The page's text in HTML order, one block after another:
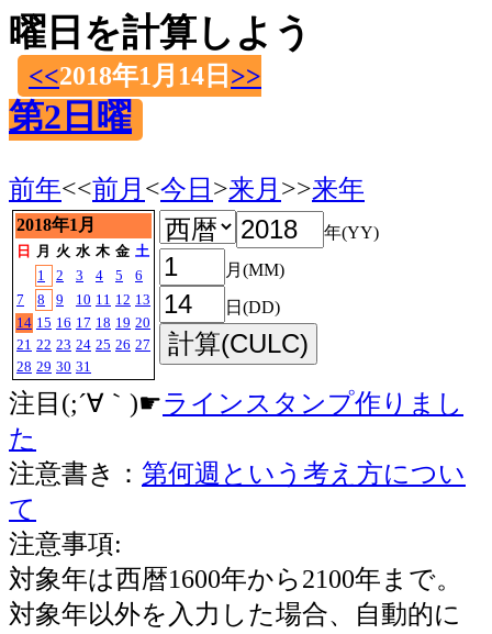
曜日を計算しよう
<<2018年1月14日 >>
第2日曜
前年<<前月 <今日 >来月 >>来年
2018年1月
日 月 火 水 木 金 土
1
2 3 4 5
6
7
8 9 10 11 12 13
14 15 16 17 18 19 20
21 22 23 24 25 26 27
28 29 30 31
年(YY)
月(MM)
日(DD)
注目(;´∀｀)☛ラインスタンプ作りまし
た
注意書き： 第何週という考え方につい
て
注意事項:
対象年は西暦1600年から2100年まで。
対象年以外を入力した場合、自動的に